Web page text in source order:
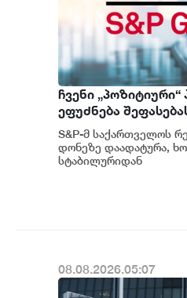
ჩვენი „პოზიტიური“
ეფუძნება
საქართველოს
ფუნდამენტური
მდგრადი
S&P-მ საქართველოს
დონეზე დაადატურა,
სტაბილურიდან
08.08.2026.05:07